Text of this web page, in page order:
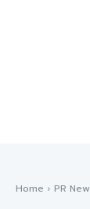
Home PR